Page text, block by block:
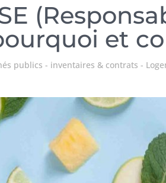
et
publics inventaires & contrats